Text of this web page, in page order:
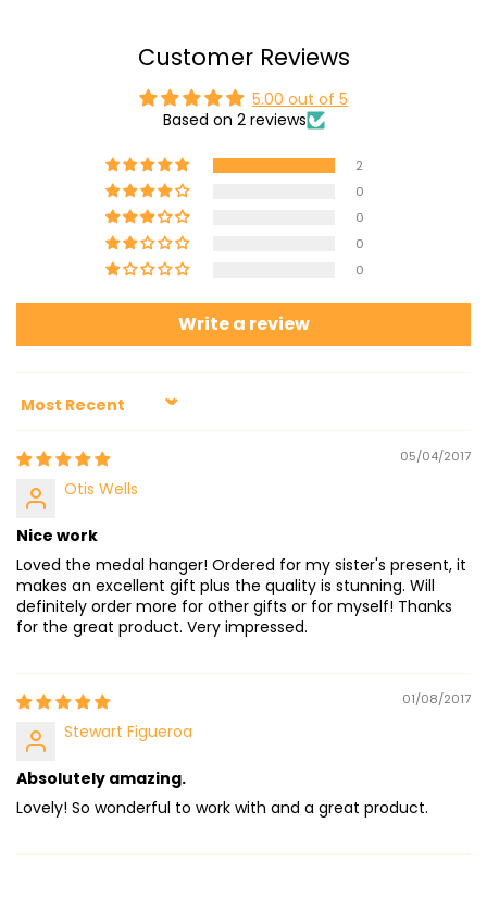
Customer Reviews
5.00 out of 5
Based on 2 reviews
2
0
0
0
0
Write a review
Sort by
05/04/2017
Otis Wells
Nice work
Loved the medal hanger! Ordered for my sister's present, it
makes an excellent gift plus the quality is stunning. Will
definitely order more for other gifts or for myself! Thanks
for the great product. Very impressed.
01/08/2017
Stewart Figueroa
Absolutely amazing.
Lovely! So wonderful to work with and a great product.